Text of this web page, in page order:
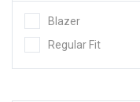
Blazer
Regular Fit